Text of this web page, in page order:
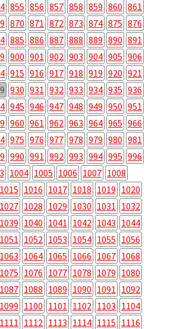
855 856 857 858 859 860 861
870 871 872 873 874 875 876
885 886 887 888 889 890 891
900 901 902 903 904 905 906
915 916 917 918 919 920 921
930 931 932 933 934 935 936
945 946 947 948 949 950 951
960 961 962 963 964 965 966
975 976 977 978 979 980 981
990 991 992 993 994 995 996
1004 1005 1006 1007 1008
1015 1016 1017 1018 1019 1020
1027 1028 1029 1030 1031 1032
1039 1040 1041 1042 1043 1044
1051 1052 1053 1054 1055 1056
1063 1064 1065 1066 1067 1068
1075 1076 1077 1078 1079 1080
1087 1088 1089 1090 1091 1092
1099 1100 1101 1102 1103 1104
1111 1112 1113 1114 1115 1116